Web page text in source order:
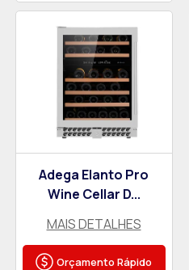
Adega Elanto Pro
Wine Cellar D...
MAIS DETALHES
Orçamento Rápido